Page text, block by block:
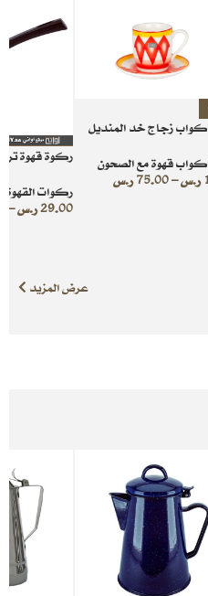
زجاج خد المنديل
قهوة مع الصحون
ر.س–
75.00 ر.س
ركوة قهوة
ركوات القهوة
29.00ر.س–
عرض المزيد